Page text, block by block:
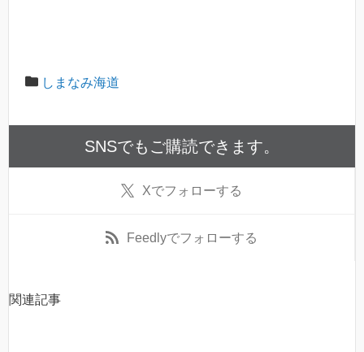
しまなみ海道
SNSでもご購読できます。
Xでフォローする
Feedlyでフォローする
関連記事